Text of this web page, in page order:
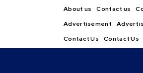
About us Contact us
Advertisement
Contact Us
Contact Us